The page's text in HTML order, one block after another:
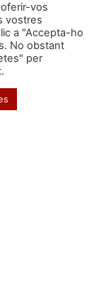
vos
vostres
a "Accepta-ho
No obstant
per